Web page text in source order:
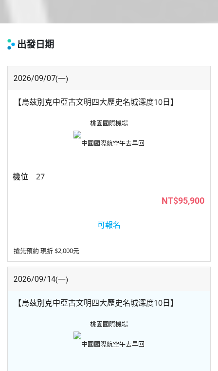
出發日期
2026/09/07(一)
【烏茲別克中亞古文明四大歷史名城深度10日】
桃園國際機場
中國國際航空午去早回
27
NT$95,900
可報名
搶先預約 現折 $2,000元
2026/09/14(一)
【烏茲別克中亞古文明四大歷史名城深度10日】
桃園國際機場
中國國際航空午去早回